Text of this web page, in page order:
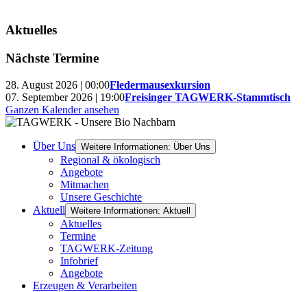
Aktuelles
Nächste Termine
28. August 2026 | 00:00Fledermausexkursion
07. September 2026 | 19:00Freisinger TAGWERK-Stammtisch
Ganzen Kalender ansehen
Über Uns Weitere Informationen: Über Uns
Regional & ökologisch
Angebote
Mitmachen
Unsere Geschichte
Aktuell Weitere Informationen: Aktuell
Aktuelles
Termine
TAGWERK-Zeitung
Infobrief
Angebote
Erzeugen & Verarbeiten